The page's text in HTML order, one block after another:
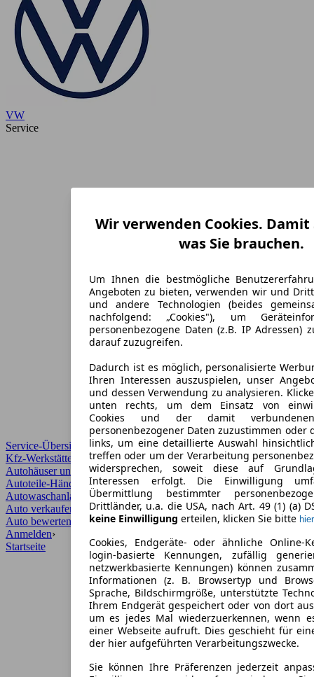
VW
Service
Service-Übersicht
Kfz-Werkstätten
Autohäuser und Händler
Autoteile-Händler
Autowaschanlagen
Auto verkaufen
Auto bewerten
Anmelden›
Wir verwenden Cookies.
was Sie brauchen.
Um Ihnen die bestmögliche
Angeboten zu bieten, verwenden wir und
und andere Technologien (beides
nachfolgend: „Cookies"), um
personenbezogene Daten (z.B. IP Adressen)
darauf zuzugreifen.
Dadurch ist es möglich, personalisierte
Ihren Interessen auszuspielen, unser
und dessen Verwendung zu analysieren.
unten rechts, um dem Einsatz von
Cookies und der damit
personenbezogener Daten zuzustimmen oder
links, um eine detaillierte Auswahl
treffen oder um der Verarbeitung
widersprechen, soweit diese auf
Interessen erfolgt. Die Einwilligung
Übermittlung bestimmter
Drittländer, u.a. die USA, nach Art. 49 (1) (a)
keine Einwilligung erteilen, klicken Sie bitte hier
Cookies, Endgeräte- oder ähnliche Online-
login-basierte Kennungen, zufällig
netzwerkbasierte Kennungen) können
Informationen (z. B. Browsertyp und
Sprache, Bildschirmgröße, unterstützte
Ihrem Endgerät gespeichert oder von dort
um es jedes Mal wiederzuerkennen, wenn
einer Webseite aufruft. Dies geschieht für
der hier aufgeführten Verarbeitungszwecke.
Sie können Ihre Präferenzen jederzeit
Startseite